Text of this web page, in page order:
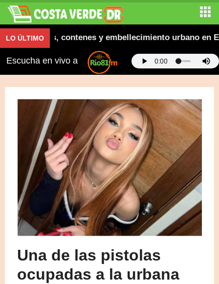
LO ÚLTIMO
aceras, contenes y embellecimiento urbano en El
Escucha en vivo a
Una de las pistolas
ocupadas a la urbana